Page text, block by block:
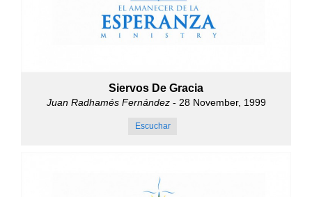
Siervos De Gracia
Juan Radhamés Fernández- 28 November, 1999
Escuchar